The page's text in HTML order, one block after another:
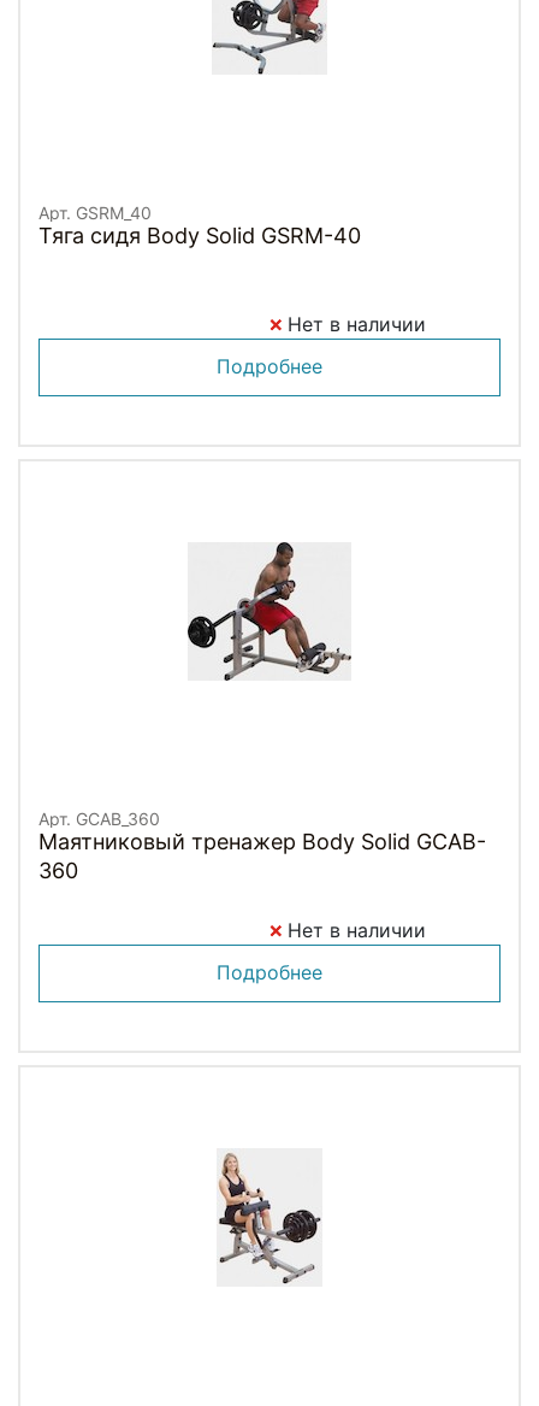
Арт. GSRM_40
Тяга сидя Body Solid GSRM-40
Нет в наличии
Подробнее
Арт. GCAB_360
Маятниковый тренажер Body Solid GCAB-
360
Нет в наличии
Подробнее